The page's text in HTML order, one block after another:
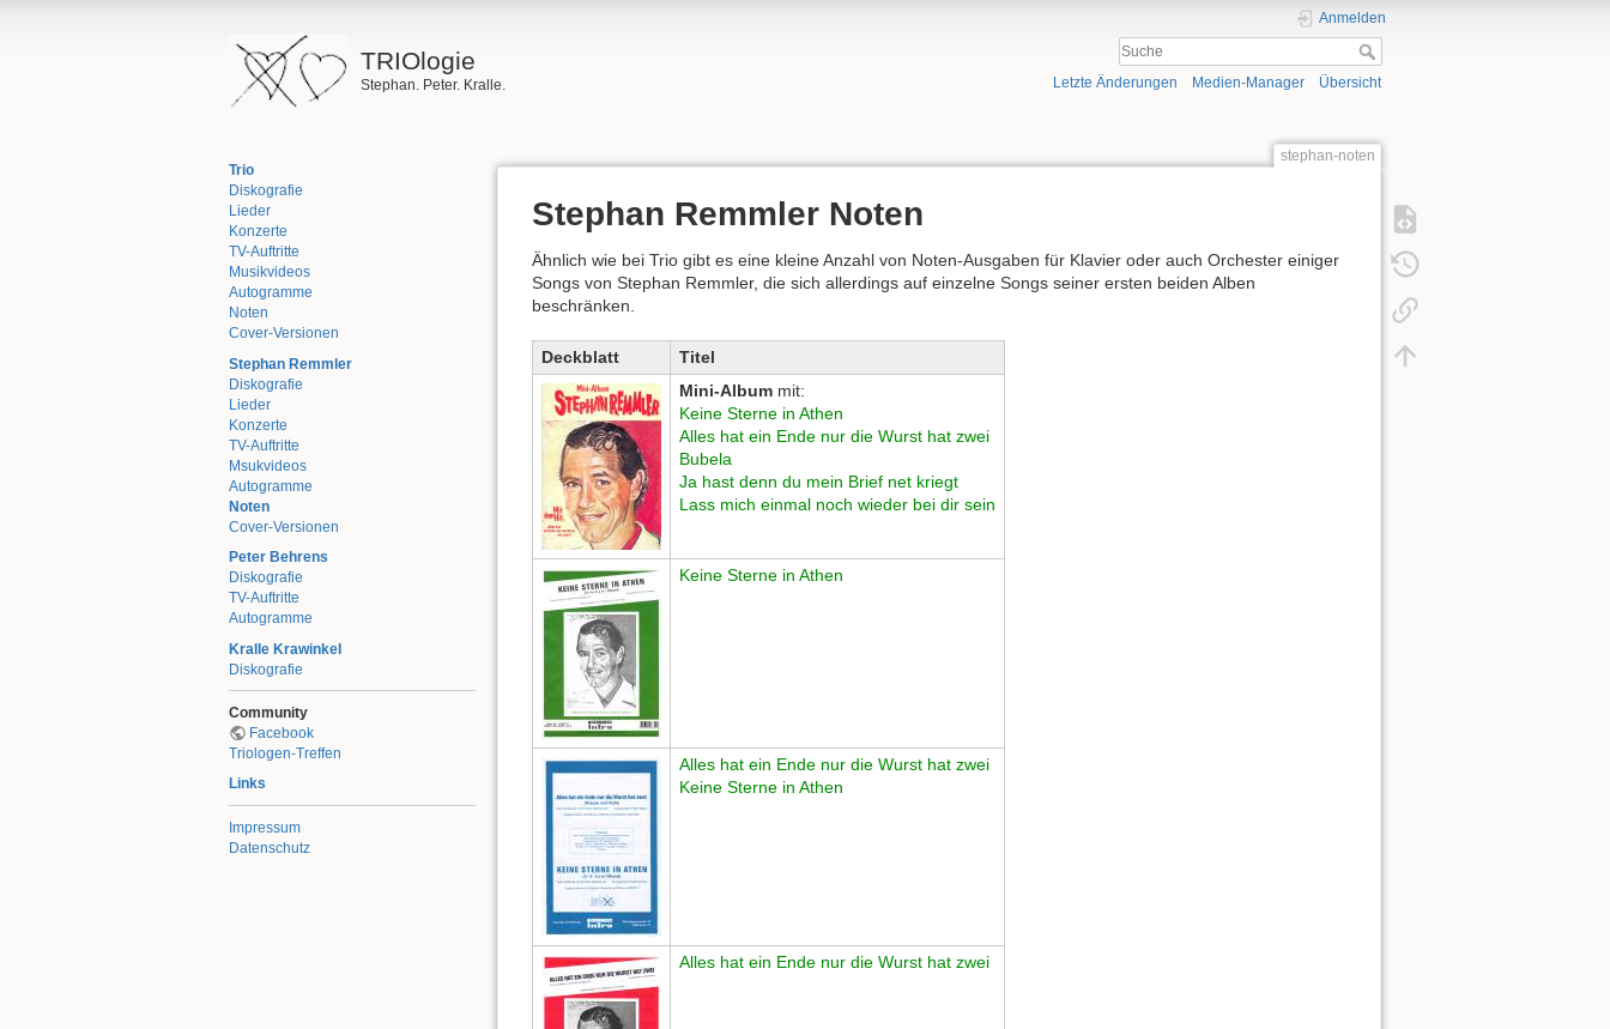
TRIOlogie
Stephan. Peter. Kralle.
Anmelden
Letzte Änderungen Medien-Manager Übersicht
Trio
Diskografie
Lieder
Konzerte
TV-Auftritte
Musikvideos
Autogramme
Noten
Cover-Versionen
Stephan Remmler
Diskografie
Lieder
Konzerte
TV-Auftritte
Msukvideos
Autogramme
Noten
Cover-Versionen
Peter Behrens
Diskografie
TV-Auftritte
Autogramme
Kralle Krawinkel
Diskografie
Community
Facebook
Triologen-Treffen
Links
Impressum
Datenschutz
stephan-noten
Stephan Remmler Noten
Ähnlich wie bei Trio gibt es eine kleine Anzahl von Noten-Ausgaben für Klavier oder auch Orchester einiger
Songs von Stephan Remmler, die sich allerdings auf einzelne Songs seiner ersten beiden Alben
beschränken.
Deckblatt
Titel
Mini-Album mit:
Keine Sterne in Athen
Alles hat ein Ende nur die Wurst hat zwei
Bubela
Ja hast denn du mein Brief net kriegt
Lass mich einmal noch wieder bei dir sein
Keine Sterne in Athen
Alles hat ein Ende nur die Wurst hat zwei
Keine Sterne in Athen
Alles hat ein Ende nur die Wurst hat zwei